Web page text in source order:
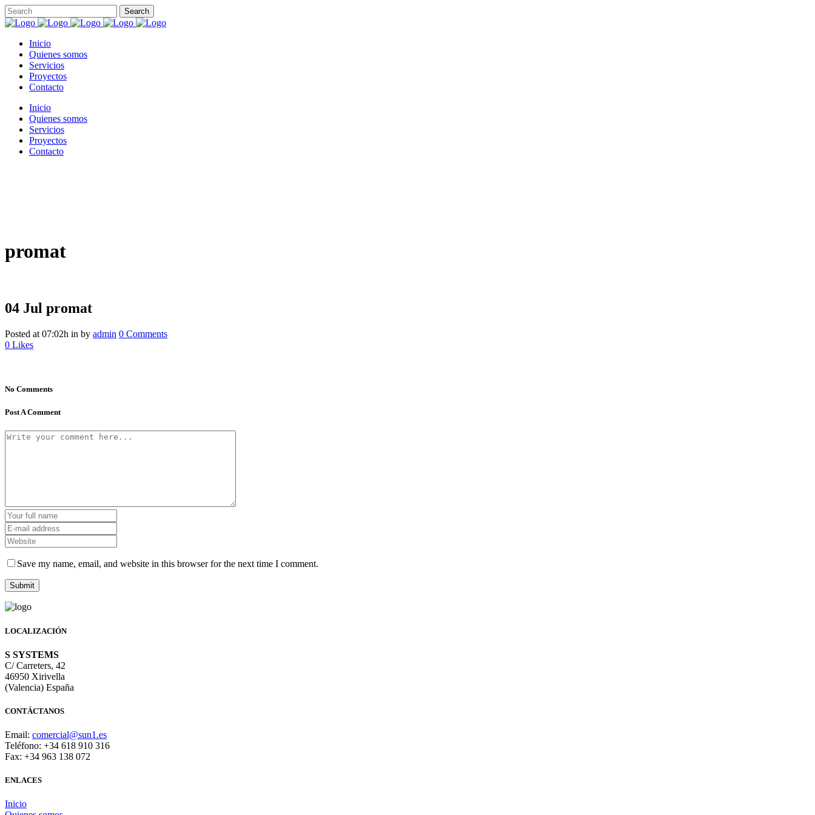
Inicio
Quienes somos
Servicios
Proyectos
Contacto
Inicio
Quienes somos
Servicios
Proyectos
Contacto
promat
04 Jul promat
Posted at 07:02h in by admin 0 Comments
0 Likes
No Comments
Post A Comment
Save my name, email, and website in this browser for the next time I comment.
LOCALIZACIÓN
S SYSTEMS
C/ Carreters, 42
46950 Xirivella
(Valencia) España
CONTÁCTANOS
Email: comercial@sun1.es
Teléfono: +34 618 910 316
Fax: +34 963 138 072
ENLACES
Inicio